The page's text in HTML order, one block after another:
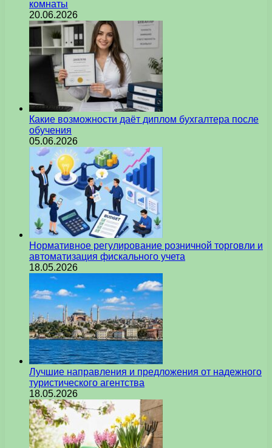
комнаты
20.06.2026
Какие возможности даёт диплом бухгалтера после
обучения
05.06.2026
Нормативное регулирование розничной торговли и
автоматизация фискального учета
18.05.2026
Лучшие направления и предложения от надежного
туристического агентства
18.05.2026